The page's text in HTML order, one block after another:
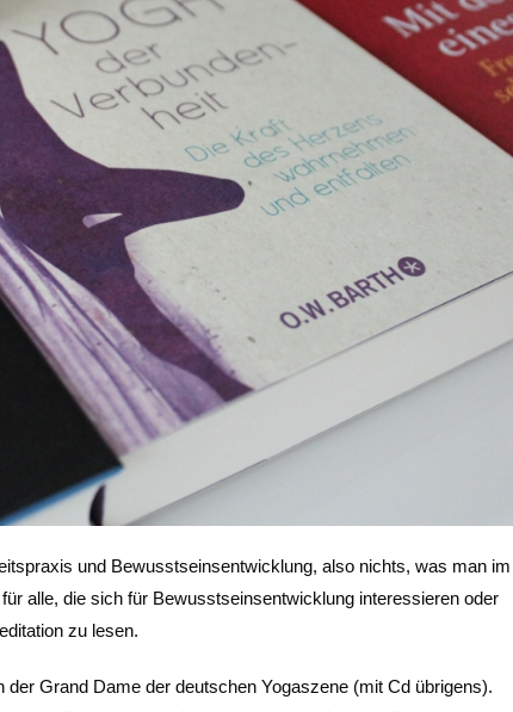
und Bewusstseinsentwicklung, also nichts, was man im
alle, die sich für Bewusstseinsentwicklung interessieren oder
zu lesen.
der Grand Dame der deutschen Yogaszene (mit Cd übrigens).